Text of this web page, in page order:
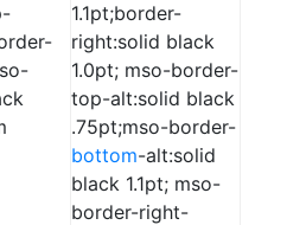
1.1pt;border-
right:solid black
1.0pt; mso-border-
top-alt:solid black
.75pt;mso-border-
bottom-alt:solid
black 1.1pt; mso-
border-right-